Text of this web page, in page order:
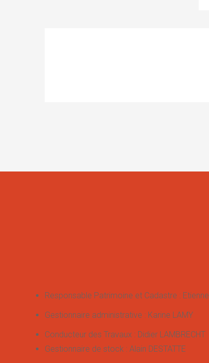
Responsable Patrimoine et Cadastre : Etienne
Gestionnaire administrative : Karine LAMY
Conducteur des Travaux : Didier LAMBRECHT
Gestionnaire de stock : Alain DESTATTE